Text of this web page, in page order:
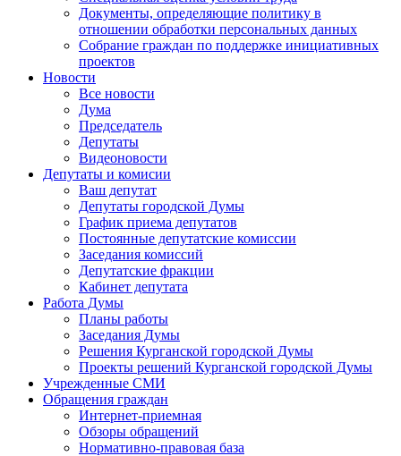
Документы, определяющие политику в
отношении обработки персональных данных
Собрание граждан по поддержке инициативных
проектов
Новости
Все новости
Дума
Председатель
Депутаты
Видеоновости
Депутаты и комисии
Ваш депутат
Депутаты городской Думы
График приема депутатов
Постоянные депутатские комиссии
Заседания комиссий
Депутатские фракции
Кабинет депутата
Работа Думы
Планы работы
Заседания Думы
Решения Курганской городской Думы
Проекты решений Курганской городской Думы
Учрежденные СМИ
Обращения граждан
Интернет-приемная
Обзоры обращений
Нормативно-правовая база